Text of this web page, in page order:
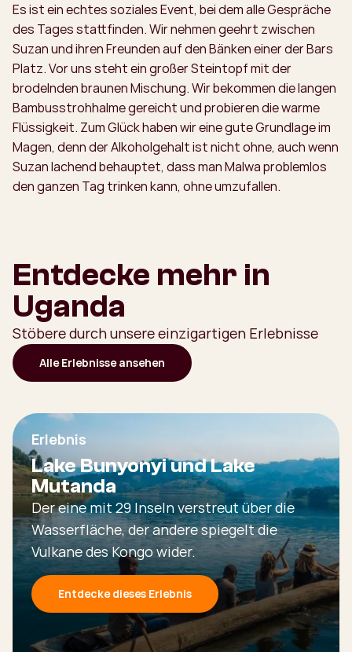
Es ist ein echtes soziales Event, bei dem alle Gespräche
des Tages stattfinden. Wir nehmen geehrt zwischen
Suzan und ihren Freunden auf den Bänken einer der Bars
Platz. Vor uns steht ein großer Steintopf mit der
brodelnden braunen Mischung. Wir bekommen die langen
Bambusstrohhalme gereicht und probieren die warme
Flüssigkeit. Zum Glück haben wir eine gute Grundlage im
Magen, denn der Alkoholgehalt ist nicht ohne, auch wenn
Suzan lachend behauptet, dass man Malwa problemlos
den ganzen Tag trinken kann, ohne umzufallen.
Entdecke mehr in
Uganda
Stöbere durch unsere einzigartigen Erlebnisse
Alle Erlebnisse ansehen
Erlebnis
Lake Bunyonyi und Lake
Mutanda
Der eine mit 29 Inseln verstreut über die
Wasserfläche, der andere spiegelt die
Vulkane des Kongo wider.
Entdecke dieses Erlebnis